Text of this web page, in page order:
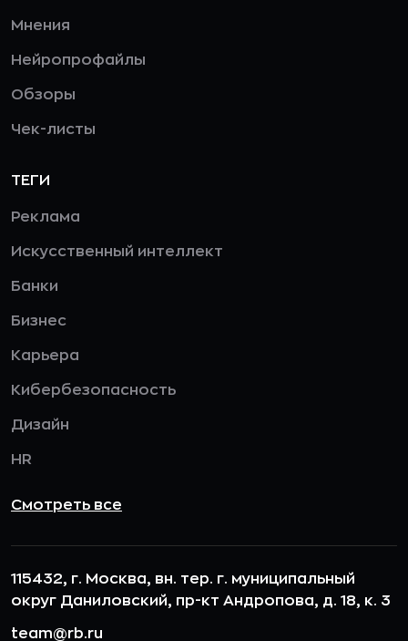
Мнения
Нейропрофайлы
Обзоры
Чек-листы
ТЕГИ
Реклама
Искусственный интеллект
Банки
Бизнес
Карьера
Кибербезопасность
Дизайн
HR
Смотреть все
115432, г. Москва, вн. тер. г. муниципальный
округ Даниловский, пр-кт Андропова, д. 18, к. 3
team@rb.ru